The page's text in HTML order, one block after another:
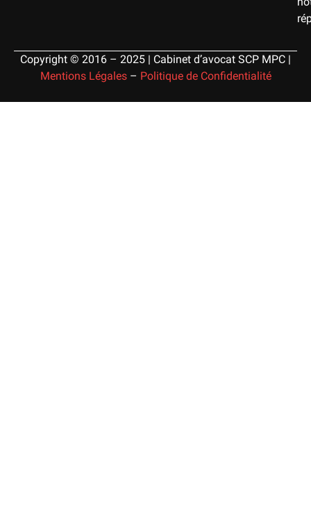
Copyright © 2016 – 2025 | Cabinet d’avocat SCP MPC |
Mentions Légales– Politique de Confidentialité